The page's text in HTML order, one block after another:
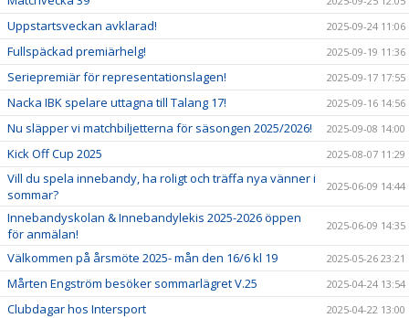
Uppstartsveckan avklarad! 2025-09-24 11:06
Fullspäckad premiärhelg! 2025-09-19 11:36
Seriepremiär för representationslagen! 2025-09-17 17:55
Nacka IBK spelare uttagna till Talang 17! 2025-09-16 14:56
Nu släpper vi matchbiljetterna för säsongen 2025/2026! 2025-09-08 14:00
Kick Off Cup 2025 2025-08-07 11:29
Vill du spela innebandy, ha roligt och träffa nya vänner i
sommar?
2025-06-09 14:44
Innebandyskolan & Innebandylekis 2025-2026 öppen
för anmälan!
2025-06-09 14:35
Välkommen på årsmöte 2025- mån den 16/6 kl 19 2025-05-26 23:21
Mårten Engström besöker sommarlägret V.25 2025-04-24 13:54
Clubdagar hos Intersport 2025-04-22 13:00